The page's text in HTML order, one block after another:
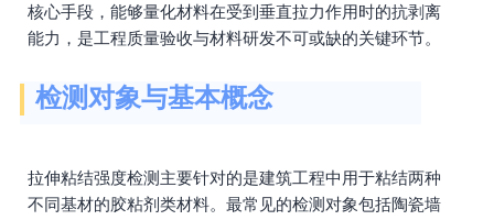
核心手段，能够量化材料在受到垂直拉力作用时的抗剥离
能力，是工程质量验收与材料研发不可或缺的关键环节。
检测对象与基本概念
拉伸粘结强度检测主要针对的是建筑工程中用于粘结两种
不同基材的胶粘剂类材料。最常见的检测对象包括陶瓷墙